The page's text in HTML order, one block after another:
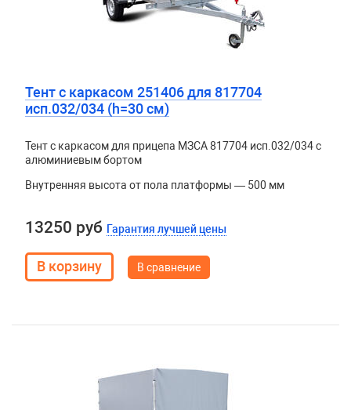
Тент c каркасом 251406 для 817704
исп.032/034 (h=30 см)
Тент с каркасом для прицепа МЗСА 817704 исп.032/034 с
алюминиевым бортом
Внутренняя высота от пола платформы — 500 мм
13250 руб Гарантия лучшей цены
В сравнение